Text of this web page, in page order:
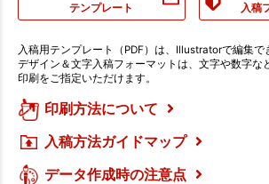
テンプレート
入稿
入稿用テンプレート（PDF）は、Illustratorで編集で
デザイン＆文字入稿フォーマットは、文字や数字な
印刷をご指定いただけます。
印刷方法について
入稿方法ガイドマップ
データ作成時の注意点